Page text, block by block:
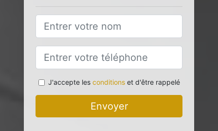
J'accepte les conditionset d'être rappelé
Envoyer